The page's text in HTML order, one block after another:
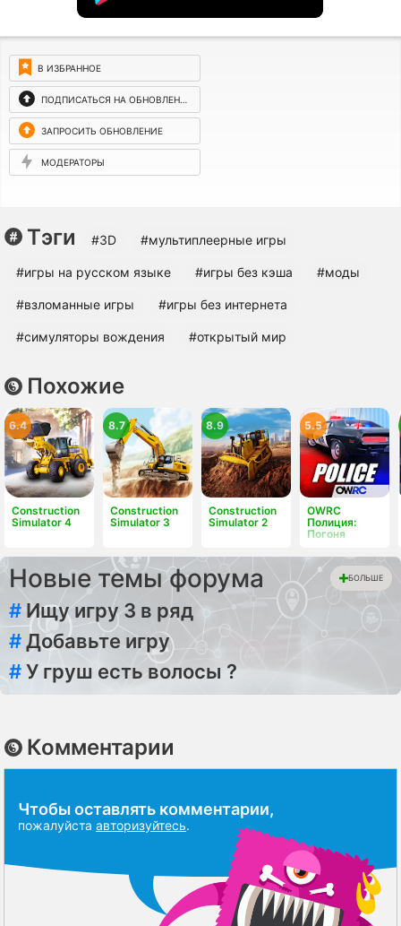
В ИЗБРАННОЕ
ПОДПИСАТЬСЯ НА ОБНОВЛЕНИЯ
ЗАПРОСИТЬ ОБНОВЛЕНИЕ
МОДЕРАТОРЫ
Тэги #3D #мультиплеерные игры
#игры на русском языке #игры без кэша #моды
#взломанные игры #игры без интернета
#симуляторы вождения #открытый мир
Похожие
Construction
Simulator 4
6.4
Construction
Simulator 3
8.7
Construction
Simulator 2
8.9
OWRC
Полиция:
Погоня
5.5
Новые темы форума БОЛЬШЕ
# Ищу игру 3 в ряд
#Добавьте игру
#У груш есть волосы ?
Комментарии
Чтобы оставлять комментарии,
пожалуйста авторизуйтесь.